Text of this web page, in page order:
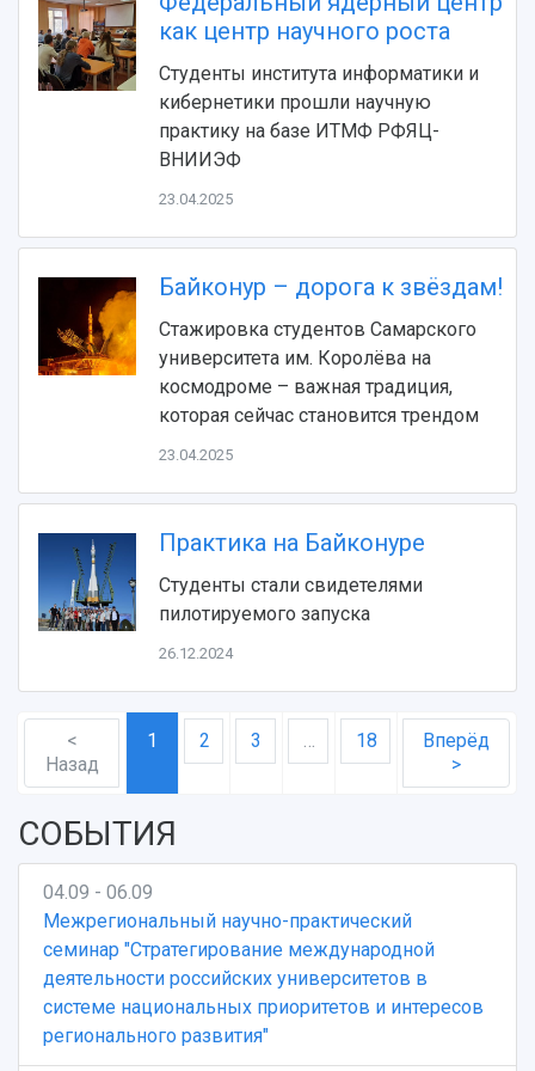
Устойчивое развитие
Кампус
3D-тур по университету
Центр истории авиационных двигателей
Ботанический сад
Международный межвузовский кампус
Сведения об образовательной организации
Официальные документы
Видеолекции
Противодействие COVID-19
деятельности
Журналы Самарского университета
Научные конференции
Патенты
Публикации и издания
Отчеты о проведенных конференциях
как центр научного роста
Студенты института информатики и
кибернетики прошли научную
практику на базе ИТМФ РФЯЦ-
ВНИИЭФ
23.04.2025
Байконур – дорога к звёздам!
Стажировка студентов Самарского
университета им. Королёва на
космодроме – важная традиция,
которая сейчас становится трендом
23.04.2025
Практика на Байконуре
Студенты стали свидетелями
пилотируемого запуска
26.12.2024
<
Назад
1 2 3 … 18
Вперёд
>
СОБЫТИЯ
04.09 - 06.09
Межрегиональный научно-практический
семинар "Стратегирование международной
деятельности российских университетов в
системе национальных приоритетов и интересов
регионального развития"